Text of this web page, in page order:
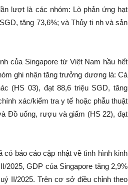
lượt là các nhóm: Lò phản ứng hạt
tăng 73,6%; và Thủy ti nh và sản
của Singapore từ Việt Nam hầu hết
ghi nhận tăng trưởng dương là: Cá
(HS 03), đạt 88,6 triệu SGD, tăng
xác/kiểm tra y tế hoặc phẫu thuật
Đồ uống, rượu và giấm (HS 22), đạt
có báo cáo cập nhật về tình hình kinh
2025, GDP của Singapore tăng 2,9%
II/2025. Trên cơ sở điều chỉnh theo